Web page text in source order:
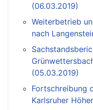
(06.03.2019)
Weiterbetrieb
nach
(05.03.2019)
Fortschreibung
Karlsruher